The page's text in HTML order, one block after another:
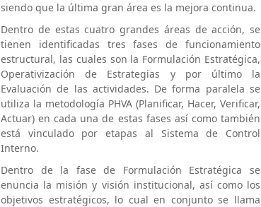
siendo que la última gran área es la mejora continua.
Dentro de estas cuatro grandes áreas de acción, se
tienen identificadas tres fases de funcionamiento
estructural, las cuales son la Formulación Estratégica,
Operativización de Estrategias y por último la
Evaluación de las actividades. De forma paralela se
utiliza la metodología PHVA (Planificar, Hacer, Verificar,
Actuar) en cada una de estas fases así como también
está vinculado por etapas al Sistema de Control
Interno.
Dentro de la fase de Formulación Estratégica se
enuncia la misión y visión institucional, así como los
objetivos estratégicos, lo cual en conjunto se llama